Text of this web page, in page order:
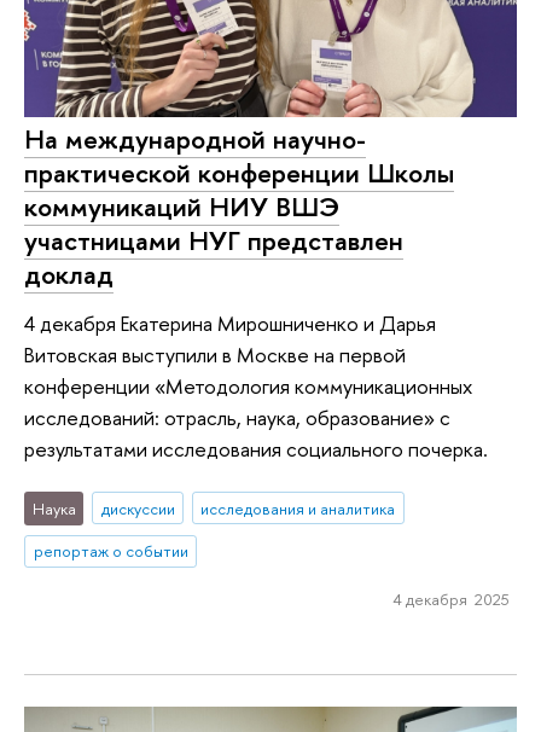
На международной научно-
практической конференции Школы
коммуникаций НИУ ВШЭ
участницами НУГ представлен
доклад
4 декабря Екатерина Мирошниченко и Дарья
Витовская выступили в Москве на первой
конференции «Методология коммуникационных
исследований: отрасль, наука, образование» с
результатами исследования социального почерка.
Наука дискуссии
исследования и аналитика
репортаж о событии
4 декабря 2025